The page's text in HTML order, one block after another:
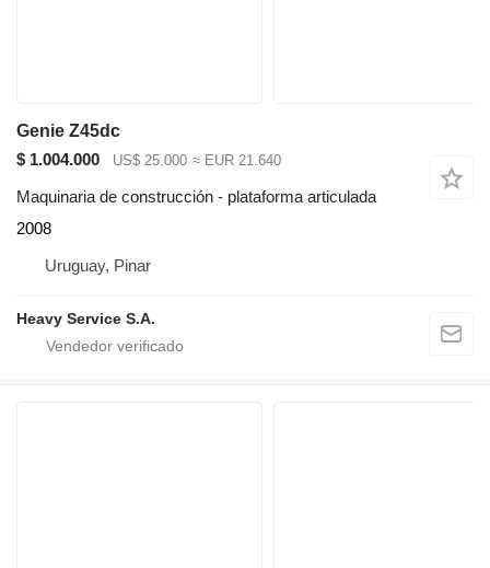
Genie Z45dc
$ 1.004.000
US$ 25.000 ≈ EUR 21.640
Maquinaria de construcción - plataforma articulada
2008
Uruguay, Pinar
Heavy Service S.A.